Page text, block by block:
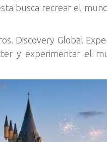
busca recrear el
Discovery Global
y experimentar el